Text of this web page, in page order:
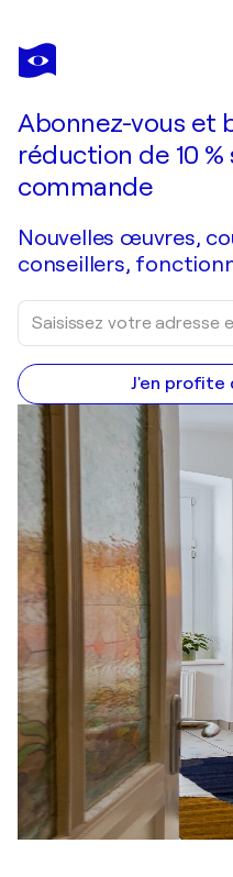
ROBERT TILLBERG
Beams Of Sunlight
Abonnez-vous et
réduction de 10
commande
Nouvelles œuvres,
conseillers,
J'en profite